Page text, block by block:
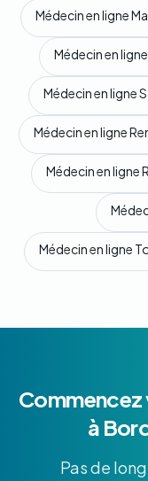
Médecin en ligne
Médecin en
Médecin en ligne
Médecin en ligne
Médecin en ligne
Médecin en ligne
à
Pas de